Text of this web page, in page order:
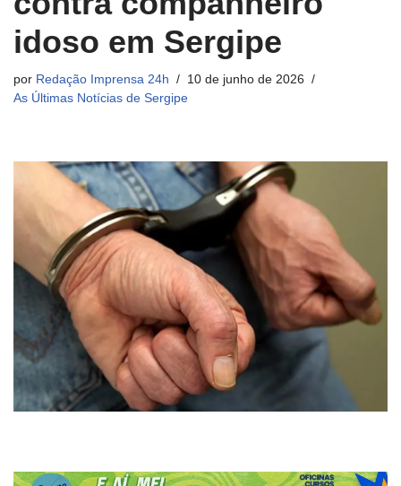
idoso em Sergipe
por Redação Imprensa 24h
10 de junho de 2026
As Últimas Notícias de Sergipe